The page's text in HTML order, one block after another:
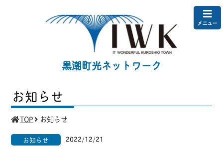
黒潮町光ネットワーク
メニュー
お知らせ
TOP お知らせ
お知らせ 2022/12/21